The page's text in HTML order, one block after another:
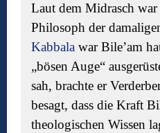
Laut dem Midrasch
Philosoph der
Kabbala war Bile’am
„bösen Auge“
sah, brachte er
besagt, dass die Kraft
theologischen Wissen